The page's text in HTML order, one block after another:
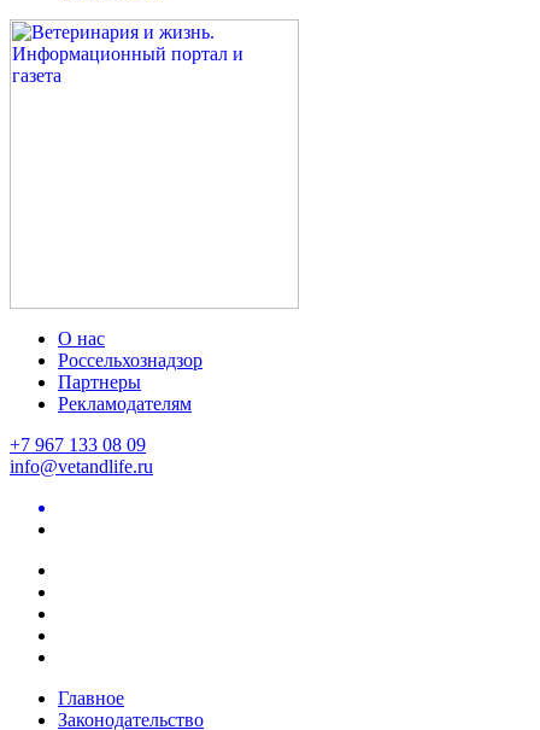
О нас
Россельхознадзор
Партнеры
Рекламодателям
+7 967 133 08 09
info@vetandlife.ru
Главное
Законодательство